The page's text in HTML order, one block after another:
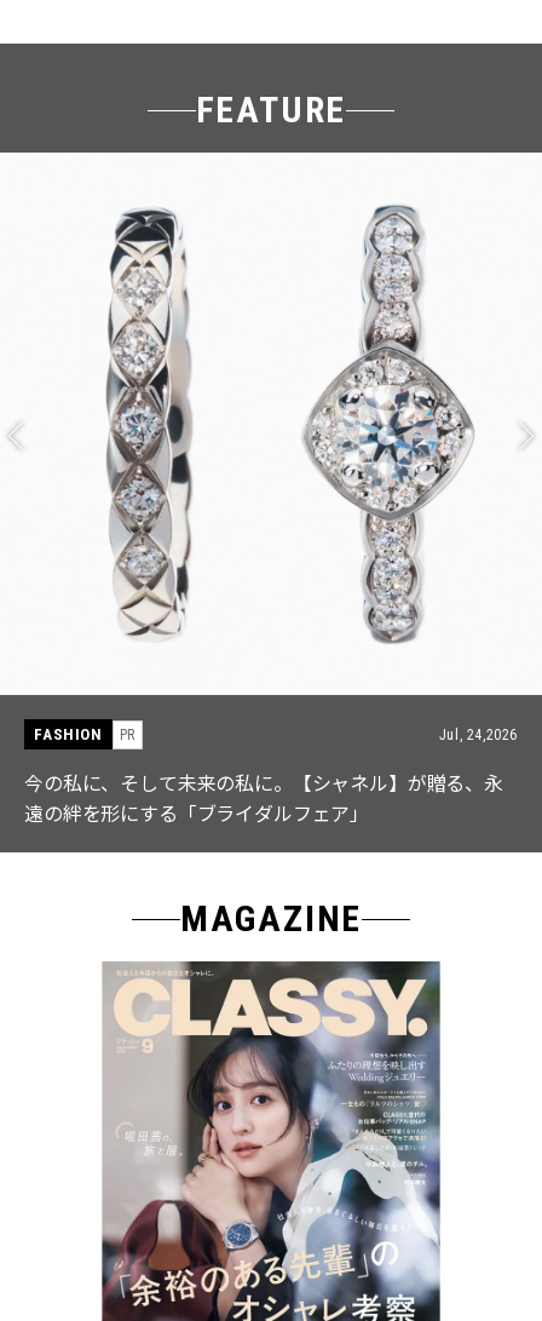
FEATURE
FASHION PR Jul, 15,2026
【ICB】人気インフルエンサーと共同制作! 週5で着たく
なる「名品ブラウス」２選
MAGAZINE